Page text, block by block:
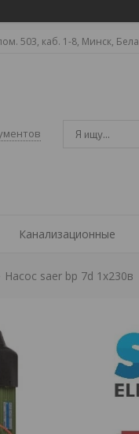
503, каб. 1-8, Минск,
Канализационные
Насос saer bp 7d 1х230в